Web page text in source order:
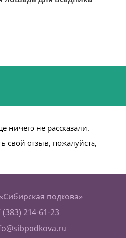
ничего не рассказали.
свой отзыв, пожалуйста,
подкова»
(383) 214-61-23